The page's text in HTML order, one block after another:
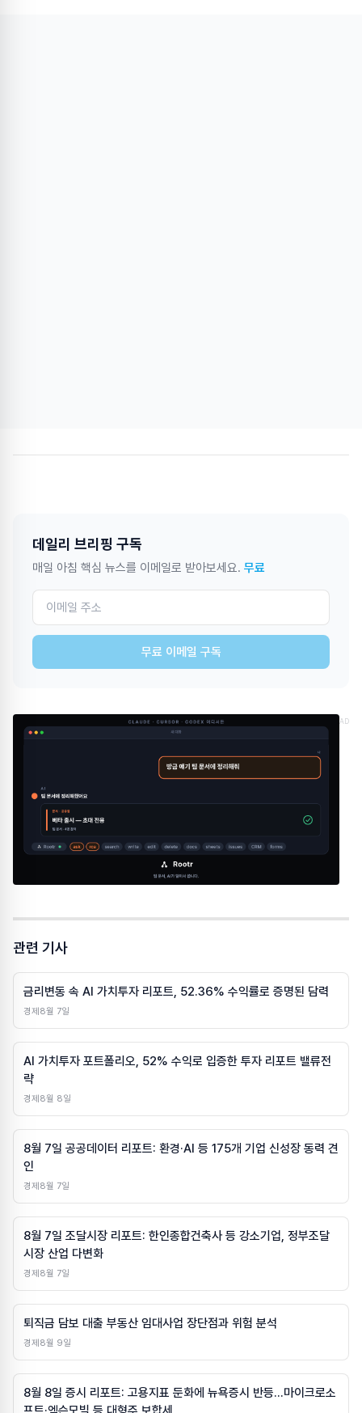
데일리 브리핑 구독
매일 아침 핵심 뉴스를 이메일로 받아보세요. 무료
무료 이메일 구독
AD
관련 기사
금리변동 속 AI 가치투자 리포트, 52.36% 수익률로 증명된 담력
경제 8월 7일
AI 가치투자 포트폴리오, 52% 수익로 입증한 투자 리포트 밸류전
략
경제 8월 8일
8월 7일 공공데이터 리포트: 환경·AI 등 175개 기업 신성장 동력 견
인
경제 8월 7일
8월 7일 조달시장 리포트: 한인종합건축사 등 강소기업, 정부조달
시장 산업 다변화
경제 8월 7일
퇴직금 담보 대출 부동산 임대사업 장단점과 위험 분석
경제 8월 9일
8월 8일 증시 리포트: 고용지표 둔화에 뉴욕증시 반등…마이크로소